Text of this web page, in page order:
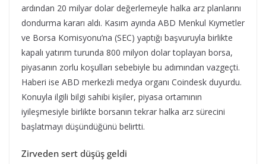
ardından 20 milyar dolar değerlemeyle halka arz planlarını
dondurma kararı aldı. Kasım ayında ABD Menkul Kıymetler
ve Borsa Komisyonu’na (SEC) yaptığı başvuruyla birlikte
kapalı yatırım turunda 800 milyon dolar toplayan borsa,
piyasanın zorlu koşulları sebebiyle bu adımından vazgeçti.
Haberi ise ABD merkezli medya organı Coindesk duyurdu.
Konuyla ilgili bilgi sahibi kişiler, piyasa ortamının
iyileşmesiyle birlikte borsanın tekrar halka arz sürecini
başlatmayı düşündüğünü belirtti.
Zirveden sert düşüş geldi